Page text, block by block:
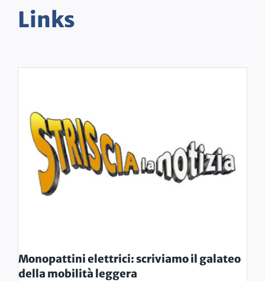
Links
Monopattini elettrici: scriviamo il galateo
della mobilità leggera